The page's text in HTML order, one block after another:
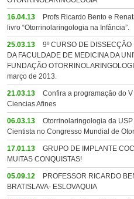
16.04.13
Profs Ricardo Bento e
livro “Otorrinolaringologia na Infância”.
25.03.13
9º CURSO DE
DA FACULDADE DE MEDICINA DA
FUNDAÇÃO
março de 2013.
21.03.13
Confira a programação do
Ciencias Afines
06.03.13
Otorrinolaringologia da
Cientista no Congresso Mundial de
17.01.13
GRUPO DE IMPLANTE
MUITAS CONQUISTAS!
05.09.12
PROFESSOR RICARDO
BRATISLAVA- ESLOVAQUIA